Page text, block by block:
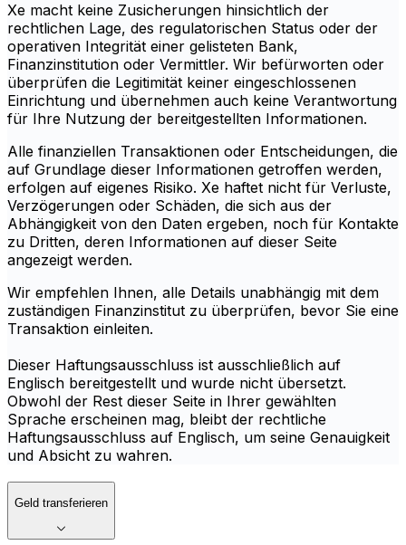
Xe macht keine Zusicherungen hinsichtlich der
rechtlichen Lage, des regulatorischen Status oder der
operativen Integrität einer gelisteten Bank,
Finanzinstitution oder Vermittler. Wir befürworten oder
überprüfen die Legitimität keiner eingeschlossenen
Einrichtung und übernehmen auch keine Verantwortung
für Ihre Nutzung der bereitgestellten Informationen.
Alle finanziellen Transaktionen oder Entscheidungen, die
auf Grundlage dieser Informationen getroffen werden,
erfolgen auf eigenes Risiko. Xe haftet nicht für Verluste,
Verzögerungen oder Schäden, die sich aus der
Abhängigkeit von den Daten ergeben, noch für Kontakte
zu Dritten, deren Informationen auf dieser Seite
angezeigt werden.
Wir empfehlen Ihnen, alle Details unabhängig mit dem
zuständigen Finanzinstitut zu überprüfen, bevor Sie eine
Transaktion einleiten.
Dieser Haftungsausschluss ist ausschließlich auf
Englisch bereitgestellt und wurde nicht übersetzt.
Obwohl der Rest dieser Seite in Ihrer gewählten
Sprache erscheinen mag, bleibt der rechtliche
Haftungsausschluss auf Englisch, um seine Genauigkeit
und Absicht zu wahren.
Geld transferieren